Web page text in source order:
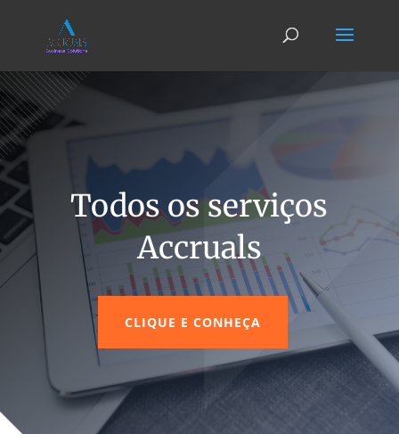
Todos os serviços
Accruals
CLIQUE E CONHEÇA